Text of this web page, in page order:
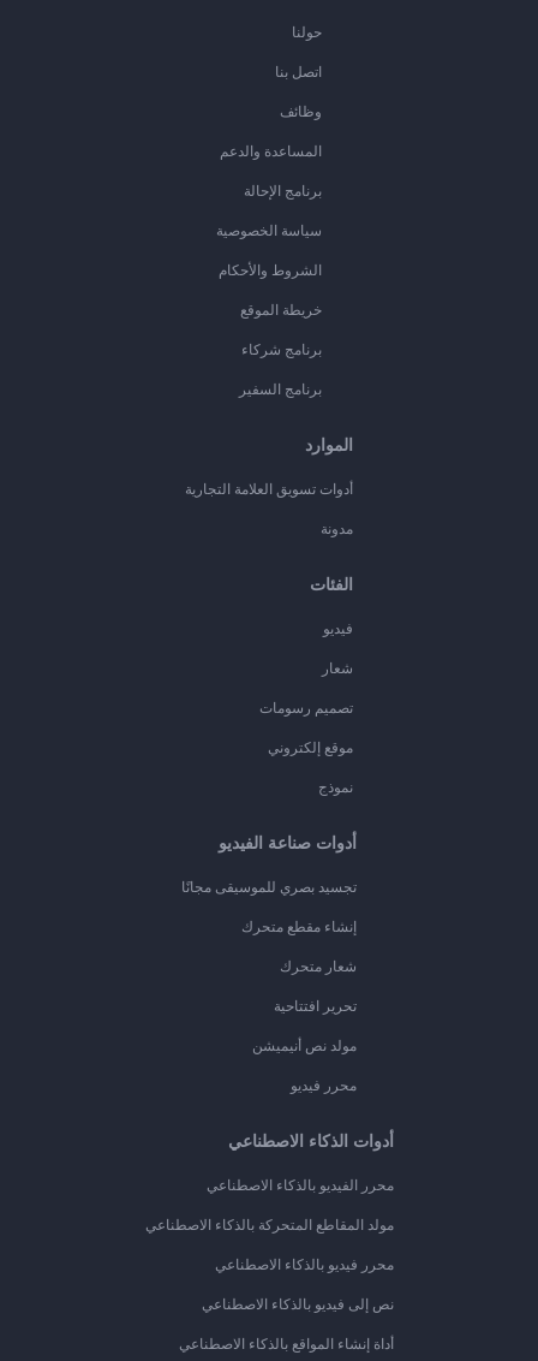
حولنا
اتصل بنا
وظائف
المساعدة والدعم
برنامج الإحالة
سياسة الخصوصية
الشروط والأحكام
خريطة الموقع
برنامج شركاء
برنامج السفير
الموارد
أدوات تسويق العلامة التجارية
مدونة
الفئات
فيديو
شعار
تصميم رسومات
موقع إلكتروني
نموذج
أدوات صناعة الفيديو
تجسيد بصري للموسيقى مجانًا
إنشاء مقطع متحرك
شعار متحرك
تحرير افتتاحية
مولد نص أنيميشن
محرر فيديو
أدوات الذكاء الاصطناعي
محرر الفيديو بالذكاء الاصطناعي
مولد المقاطع المتحركة بالذكاء الاصطناعي
محرر فيديو بالذكاء الاصطناعي
نص إلى فيديو بالذكاء الاصطناعي
أداة إنشاء المواقع بالذكاء الاصطناعي